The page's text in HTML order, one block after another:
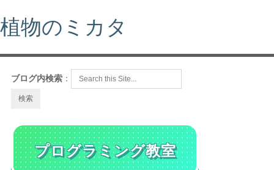
植物のミカタ
ブログ内検索 ：
プログラミング教室